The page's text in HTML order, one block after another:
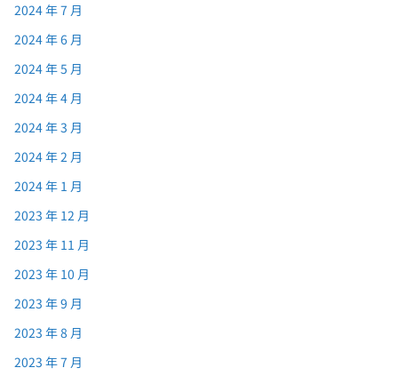
2024 年 7 月
2024 年 6 月
2024 年 5 月
2024 年 4 月
2024 年 3 月
2024 年 2 月
2024 年 1 月
2023 年 12 月
2023 年 11 月
2023 年 10 月
2023 年 9 月
2023 年 8 月
2023 年 7 月